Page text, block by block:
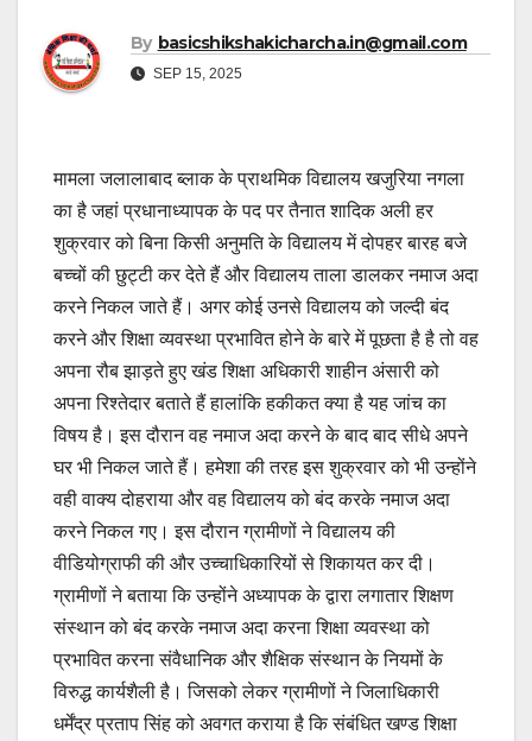
By basicshikshakicharcha.in@gmail.com
SEP 15, 2025
मामला जलालाबाद ब्लाक के प्राथमिक विद्यालय खजुरिया नगला
का है जहां प्रधानाध्यापक के पद पर तैनात शादिक अली हर
शुक्रवार को बिना किसी अनुमति के विद्यालय में दोपहर बारह बजे
बच्चों की छुट्टी कर देते हैं और विद्यालय ताला डालकर नमाज अदा
करने निकल जाते हैं। अगर कोई उनसे विद्यालय को जल्दी बंद
करने और शिक्षा व्यवस्था प्रभावित होने के बारे में पूछता है है तो वह
अपना रौब झाड़ते हुए खंड शिक्षा अधिकारी शाहीन अंसारी को
अपना रिश्तेदार बताते हैं हालांकि हकीकत क्या है यह जांच का
विषय है। इस दौरान वह नमाज अदा करने के बाद बाद सीधे अपने
घर भी निकल जाते हैं। हमेशा की तरह इस शुक्रवार को भी उन्होंने
वही वाक्य दोहराया और वह विद्यालय को बंद करके नमाज अदा
करने निकल गए। इस दौरान ग्रामीणों ने विद्यालय की
वीडियोग्राफी की और उच्चाधिकारियों से शिकायत कर दी।
ग्रामीणों ने बताया कि उन्होंने अध्यापक के द्वारा लगातार शिक्षण
संस्थान को बंद करके नमाज अदा करना शिक्षा व्यवस्था को
प्रभावित करना संवैधानिक और शैक्षिक संस्थान के नियमों के
विरुद्ध कार्यशैली है। जिसको लेकर ग्रामीणों ने जिलाधिकारी
धर्मेंद्र प्रताप सिंह को अवगत कराया है कि संबंधित खण्ड शिक्षा